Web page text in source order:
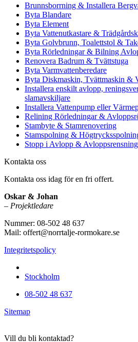
Brunnsborrning & Installera
Byta Blandare
Byta Element
Byta Vattenutkastare &
Byta Golvbrunn, Toalettstol &
Byta Rörledningar & Bilning
Renovera Badrum & Tvättstuga
Byta Varmvattenberedare
Byta Diskmaskin, Tvättmaskin &
Installera enskilt avlopp,
slamavskiljare
Installera Vattenpump eller
Relining Rörledningar &
Stambyte & Stamrenovering
Stamspolning &
Stopp i Avlopp & Avloppsrensning
Kontakta oss
Kontakta oss idag för en fri offert.
Oskar & Johan
– Projektledare
Nummer: 08-502 48 637
Mail: offert@norrtalje-rormokare.se
Integritetspolicy
Stockholm
08-502 48 637
Sitemap
Vill du bli kontaktad?